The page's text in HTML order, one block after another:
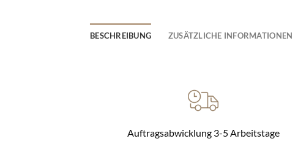
BESCHREIBUNG ZUSÄTZLICHE INFORMATIONEN
Auftragsabwicklung 3-5 Arbeitstage